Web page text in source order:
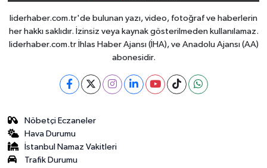
liderhaber.com.tr'de bulunan yazı, video, fotoğraf ve haberlerin
her hakkı saklıdır. İzinsiz veya kaynak gösterilmeden kullanılamaz.
liderhaber.com.tr İhlas Haber Ajansı (İHA), ve Anadolu Ajansı (AA)
abonesidir.
Nöbetçi Eczaneler
Hava Durumu
İstanbul Namaz Vakitleri
Trafik Durumu